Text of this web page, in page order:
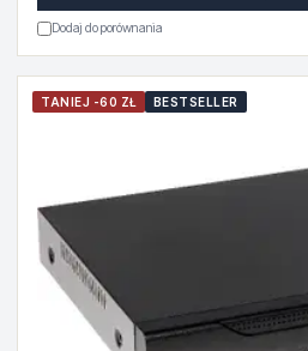
Dodaj do porównania
TANIEJ -60 ZŁ BESTSELLER